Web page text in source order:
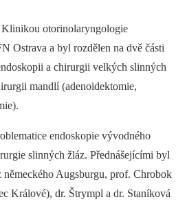
otorinolaryngologie
Ostrava a byl rozdělen na dvě části
a chirurgii velkých slinných
mandlí (adenoidektomie,
endoskopie vývodného
slinných žláz. Přednášejícími byl
německého Augsburgu, prof. Chrobok
Králové), dr. Štrympl a dr. Staníková